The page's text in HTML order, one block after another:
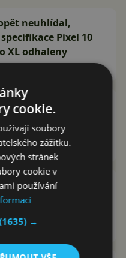
neuhlídal,
Pixel 10
XL odhaleny
zavádí novou
o sdílení, ale
Co nás čeká?
25.6.2025
Home má vážný
s Androidem
24.6.2025
cookie.
soubory
zážitku.
stránek
cookie v
používání
→